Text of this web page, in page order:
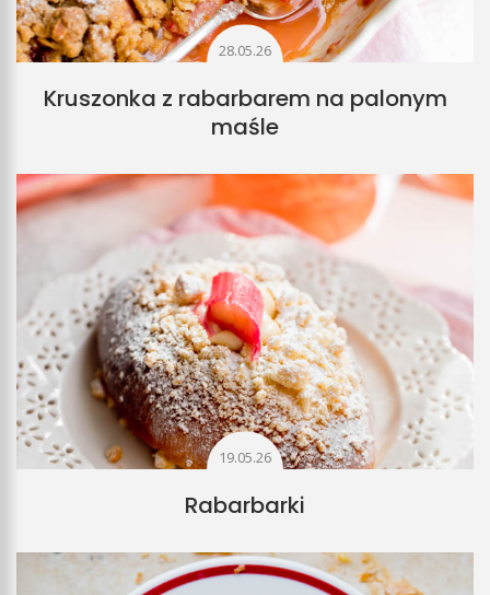
28.05.26
Kruszonka z rabarbarem na palonym
maśle
19.05.26
Rabarbarki